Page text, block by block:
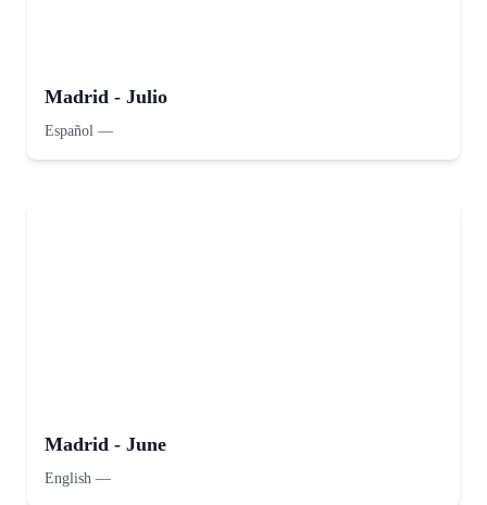
Madrid - Julio
Español —
Madrid - June
English —